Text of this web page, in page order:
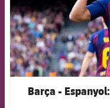
Barça -